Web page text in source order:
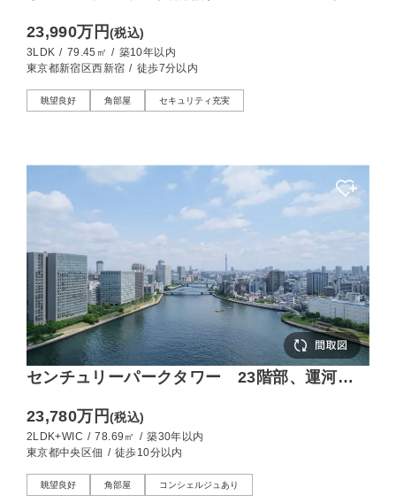
23,990万円(税込)
3LDK / 79.45㎡ / 築10年以内
東京都新宿区西新宿 / 徒歩7分以内
眺望良好 角部屋 セキュリティ充実
センチュリーパークタワー 23階部、運河と
23,780万円(税込)
2LDK+WIC / 78.69㎡ / 築30年以内
東京都中央区佃 / 徒歩10分以内
眺望良好 角部屋 コンシェルジュあり